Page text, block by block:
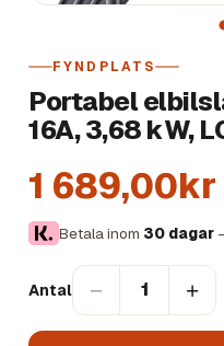
FYNDPLATS
Portabel
16A, 3,68 kW,
1 689,00kr
Betala inom 30 dagar
Antal − 1 +